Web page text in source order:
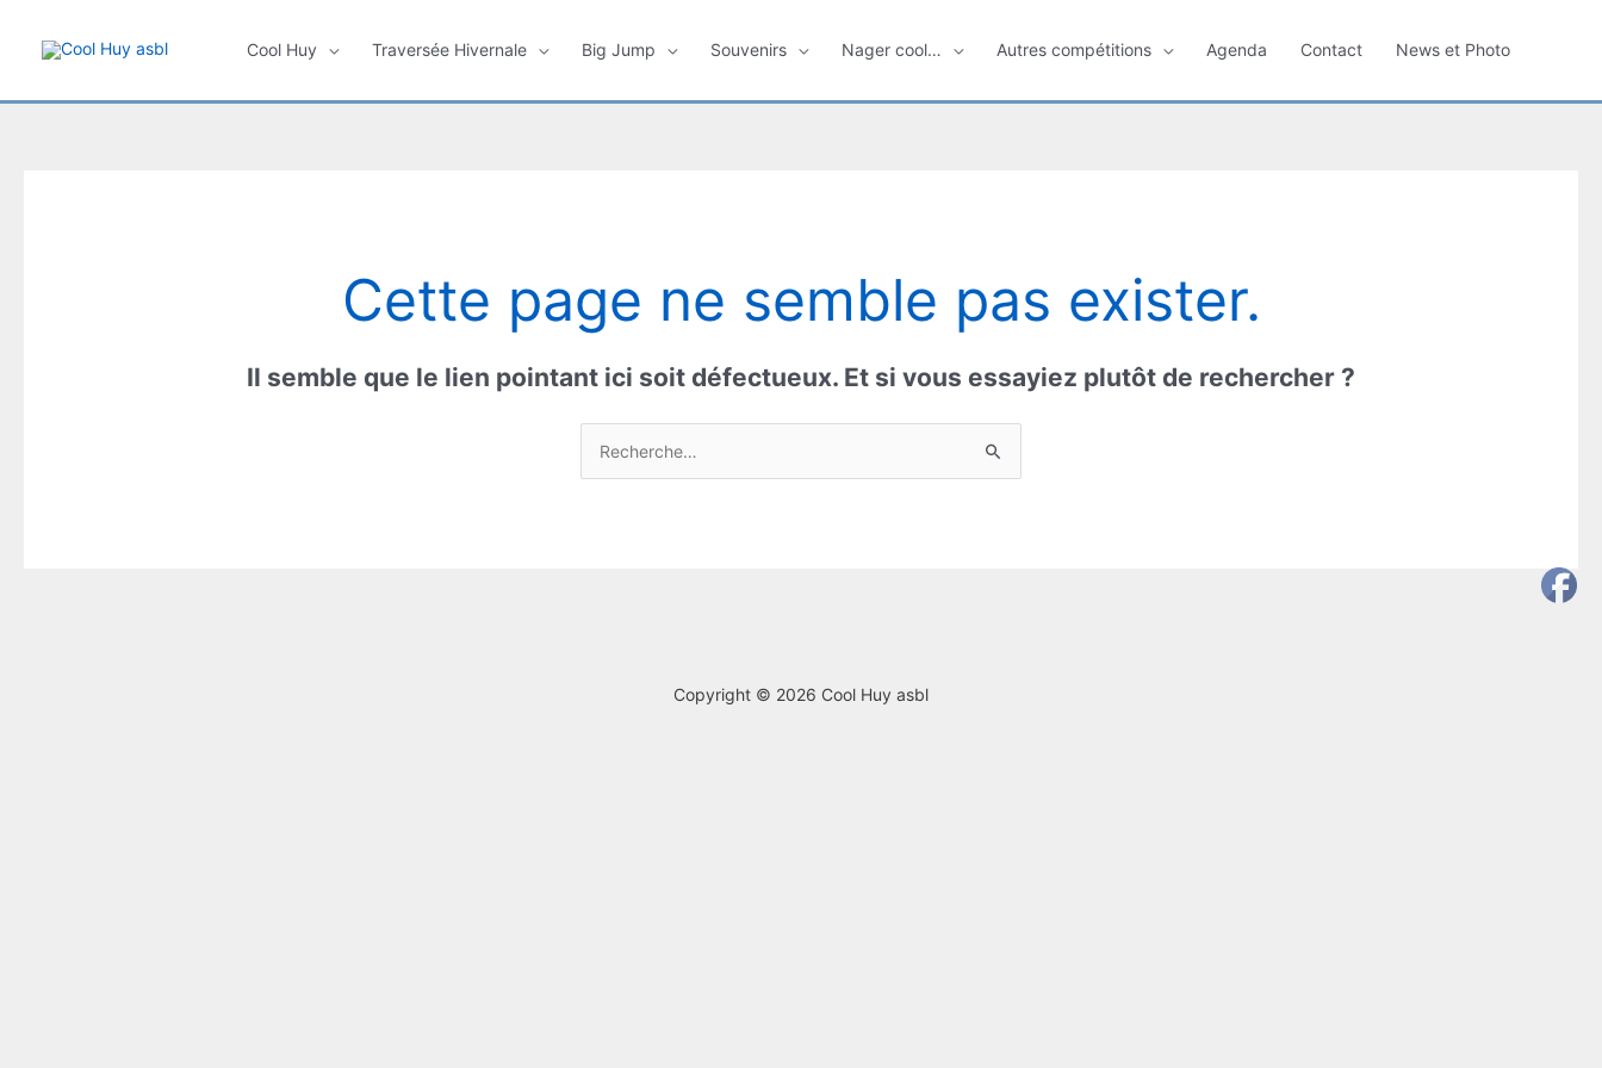
contenu
Cool Huy Traversée Hivernale Big Jump Souvenirs Nager cool… Autres compétitions Agenda Contact News et Photo
Cette page ne semble pas exister.
Il semble que le lien pointant ici soit défectueux. Et si vous essayiez plutôt de rechercher ?
Copyright © 2026 Cool Huy asbl